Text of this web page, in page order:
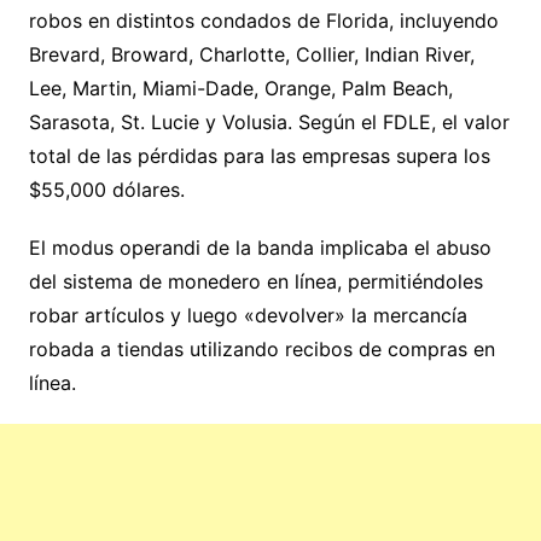
robos en distintos condados de Florida, incluyendo
Brevard, Broward, Charlotte, Collier, Indian River,
Lee, Martin, Miami-Dade, Orange, Palm Beach,
Sarasota, St. Lucie y Volusia. Según el FDLE, el valor
total de las pérdidas para las empresas supera los
$55,000 dólares.
El modus operandi de la banda implicaba el abuso
del sistema de monedero en línea, permitiéndoles
robar artículos y luego «devolver» la mercancía
robada a tiendas utilizando recibos de compras en
línea.